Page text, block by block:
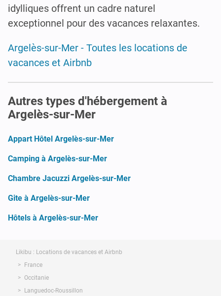
idylliques offrent un cadre naturel
exceptionnel pour des vacances relaxantes.
Argelès-sur-Mer - Toutes les locations de
vacances et Airbnb
Autres types d'hébergement à
Argelès-sur-Mer
Appart Hôtel Argelès-sur-Mer
Camping à Argelès-sur-Mer
Chambre Jacuzzi Argelès-sur-Mer
Gite à Argelès-sur-Mer
Hôtels à Argelès-sur-Mer
Likibu : Locations de vacances et Airbnb
France
Occitanie
Languedoc-Roussillon